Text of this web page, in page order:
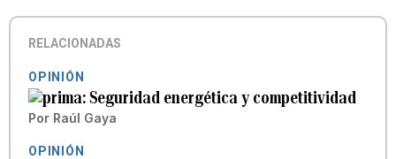
RELACIONADAS
OPINIÓN
Seguridad energética y competitividad
Por Raúl Gaya
OPINIÓN